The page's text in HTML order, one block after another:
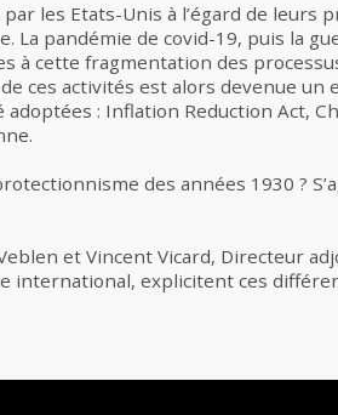
les Etats-Unis à l’égard de leurs
La pandémie de covid-19, puis la
à cette fragmentation des
ces activités est alors devenue un
: Inflation Reduction Act,
des années 1930 ?
et Vincent Vicard, Directeur
international, explicitent ces